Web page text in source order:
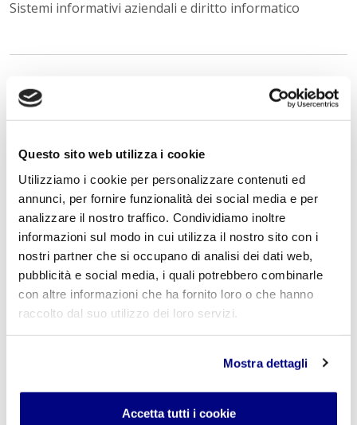
Questo sito web utilizza i cookie
Utilizziamo i cookie per personalizzare contenuti ed
annunci, per fornire funzionalità dei social media e per
analizzare il nostro traffico. Condividiamo inoltre
informazioni sul modo in cui utilizza il nostro sito con i
nostri partner che si occupano di analisi dei dati web,
pubblicità e social media, i quali potrebbero combinarle
con altre informazioni che ha fornito loro o che hanno
raccolto dal suo utilizzo dei loro servizi.
Mostra dettagli
Accetta tutti i cookie
Sistemi informativi aziendali e diritto informatico
Istituto Paritario S. Freud – Scuola Privata Milano – Scuola
paritaria: Istituto Tecnico Informatico, Istituto Tecnico
Turismo, Liceo delle Scienze Umane e Liceo Scientifico
02.29409829– www.istitutofreud.it
Milano
Scuola Privata Turismo Milano-Liceo delle Scienze Umane
indirizzo Economico Sociale Milano
Liceo Scientifico Milano
Contattaci per maggiori informazioni:info@istitutofreud.it
Lascia un commento
L'indirizzo email non verrà pubblicato. I campi
Nome*